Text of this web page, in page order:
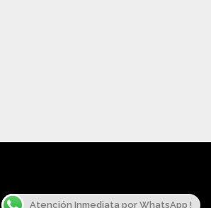
Atención Inmediata por WhatsApp !